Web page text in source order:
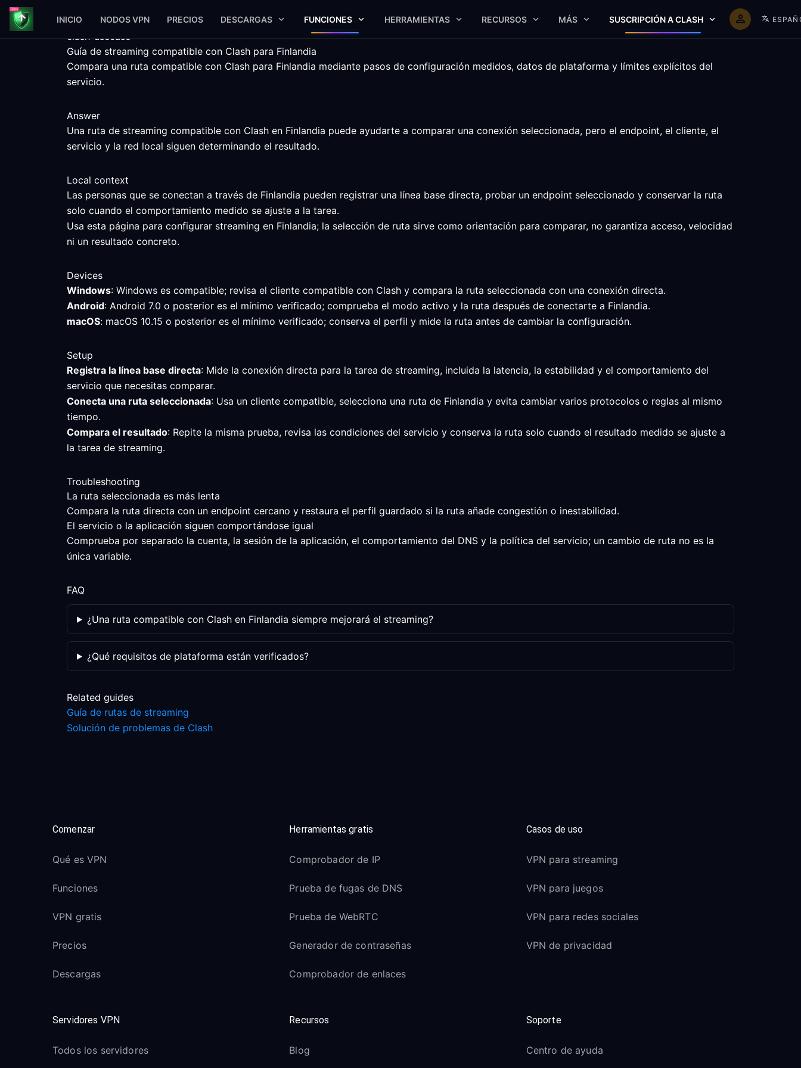
INICIO NODOS VPN PRECIOS DESCARGAS FUNCIONES HERRAMIENTAS RECURSOS MÁS SUSCRIPCIÓN A CLASH
clash-usecase
Guía de streaming compatible con Clash para Finlandia
Compara una ruta compatible con Clash para Finlandia mediante pasos de configuración medidos, datos de plataforma y límites explícitos del
servicio.
Answer
Una ruta de streaming compatible con Clash en Finlandia puede ayudarte a comparar una conexión seleccionada, pero el endpoint, el cliente, el
servicio y la red local siguen determinando el resultado.
Local context
Las personas que se conectan a través de Finlandia pueden registrar una línea base directa, probar un endpoint seleccionado y conservar la ruta
solo cuando el comportamiento medido se ajuste a la tarea.
Usa esta página para configurar streaming en Finlandia; la selección de ruta sirve como orientación para comparar, no garantiza acceso, velocidad
ni un resultado concreto.
Devices
Windows: Windows es compatible; revisa el cliente compatible con Clash y compara la ruta seleccionada con una conexión directa.
Android: Android 7.0 o posterior es el mínimo verificado; comprueba el modo activo y la ruta después de conectarte a Finlandia.
macOS: macOS 10.15 o posterior es el mínimo verificado; conserva el perfil y mide la ruta antes de cambiar la configuración.
Setup
Registra la línea base directa: Mide la conexión directa para la tarea de streaming, incluida la latencia, la estabilidad y el comportamiento del
servicio que necesitas comparar.
Conecta una ruta seleccionada: Usa un cliente compatible, selecciona una ruta de Finlandia y evita cambiar varios protocolos o reglas al mismo
tiempo.
Compara el resultado: Repite la misma prueba, revisa las condiciones del servicio y conserva la ruta solo cuando el resultado medido se ajuste a
la tarea de streaming.
Troubleshooting
La ruta seleccionada es más lenta
Compara la ruta directa con un endpoint cercano y restaura el perfil guardado si la ruta añade congestión o inestabilidad.
El servicio o la aplicación siguen comportándose igual
Comprueba por separado la cuenta, la sesión de la aplicación, el comportamiento del DNS y la política del servicio; un cambio de ruta no es la
única variable.
FAQ
¿Una ruta compatible con Clash en Finlandia siempre mejorará el streaming?
¿Qué requisitos de plataforma están verificados?
Related guides
Guía de rutas de streaming
Solución de problemas de Clash
Comenzar
Qué es VPN
Funciones
VPN gratis
Precios
Descargas
Herramientas gratis
Comprobador de IP
Prueba de fugas de DNS
Prueba de WebRTC
Generador de contraseñas
Comprobador de enlaces
Casos de uso
VPN para streaming
VPN para juegos
VPN para redes sociales
VPN de privacidad
Servidores VPN
Todos los servidores
Recursos
Blog
Soporte
Centro de ayuda